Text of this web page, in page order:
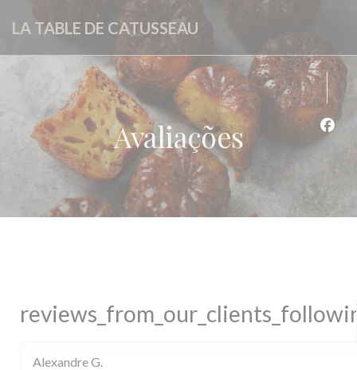
Painel de Gerenciamento de Cookies
LA TABLE DE CATUSSEAU
Avaliações
AlexandreG